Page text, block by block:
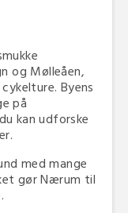
og Mølleåen,
Byens
på
kan udforske
med mange
gør Nærum til